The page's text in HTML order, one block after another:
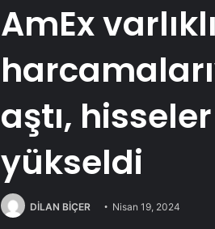
AmEx
aştı,
yükseldi
DİLAN BİÇER Nisan 19, 2024